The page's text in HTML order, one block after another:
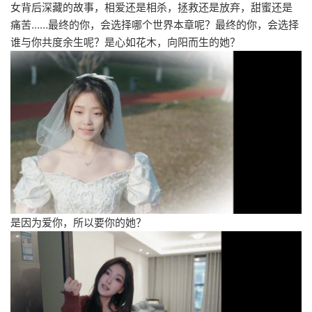
女背后深藏的故事，相爱还是相杀，拯救还是放弃，甜蜜还是
痛苦……最终的你，会选择哪个世界本章呢？最终的你，会选择
谁与你共度余生呢？是心如花木，向阳而生的她？
是因为爱你，所以要你的她？